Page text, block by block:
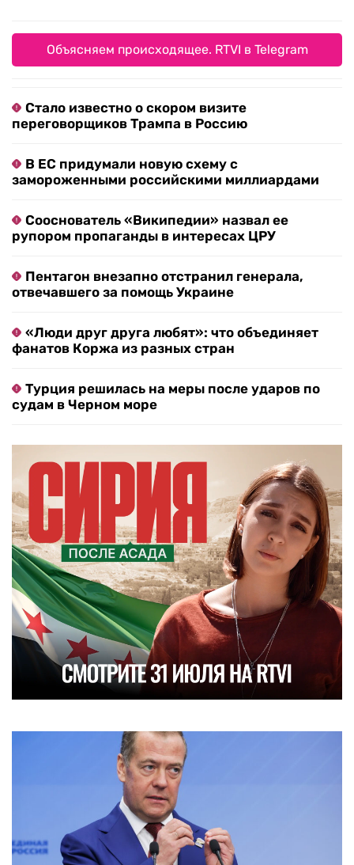
Объясняем происходящее. RTVI в Telegram
Стало известно о скором визите
переговорщиков Трампа в Россию
В ЕС придумали новую схему с
замороженными российскими миллиардами
Сооснователь «Википедии» назвал ее
рупором пропаганды в интересах ЦРУ
Пентагон внезапно отстранил генерала,
отвечавшего за помощь Украине
«Люди друг друга любят»: что объединяет
фанатов Коржа из разных стран
Турция решилась на меры после ударов по
судам в Черном море